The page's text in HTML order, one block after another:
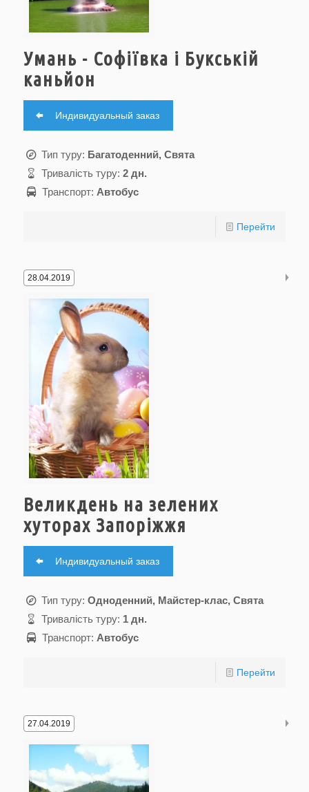
Умань - Софіївка і Букській
каньйон
Индивидуальный заказ
Тип туру: Багатоденний, Свята
Тривалість туру: 2 дн.
Транспорт: Автобус
Перейти
28.04.2019
Великдень на зелених
хуторах Запоріжжя
Индивидуальный заказ
Тип туру: Одноденний, Майстер-клас, Свята
Тривалість туру: 1 дн.
Транспорт: Автобус
Перейти
27.04.2019